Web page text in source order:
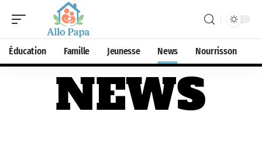
Éducation Famille Jeunesse News Nourrisson
NEWS